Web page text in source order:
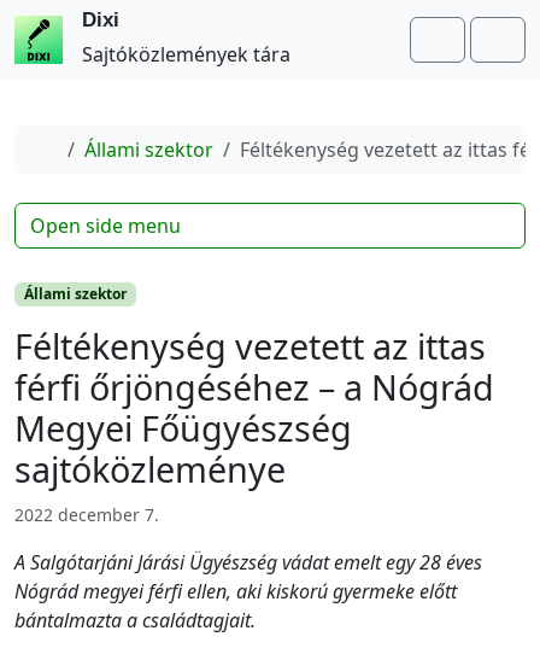
Dixi
Sajtóközlemények tára
Home
Állami szektor Féltékenység vezetett az ittas
Állami szektor
Féltékenység vezetett az ittas
férfi őrjöngéséhez – a Nógrád
Megyei Főügyészség
sajtóközleménye
2022 december 7.
A Salgótarjáni Járási Ügyészség vádat emelt egy 28 éves
Nógrád megyei férfi ellen, aki kiskorú gyermeke előtt
bántalmazta a családtagjait.
Open side menu